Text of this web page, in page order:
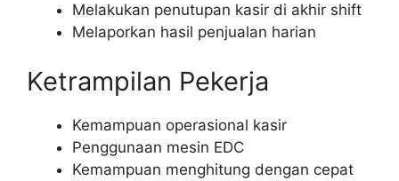
Melakukan penutupan kasir di akhir shift
Melaporkan hasil penjualan harian
Ketrampilan Pekerja
Kemampuan operasional kasir
Penggunaan mesin EDC
Kemampuan menghitung dengan cepat